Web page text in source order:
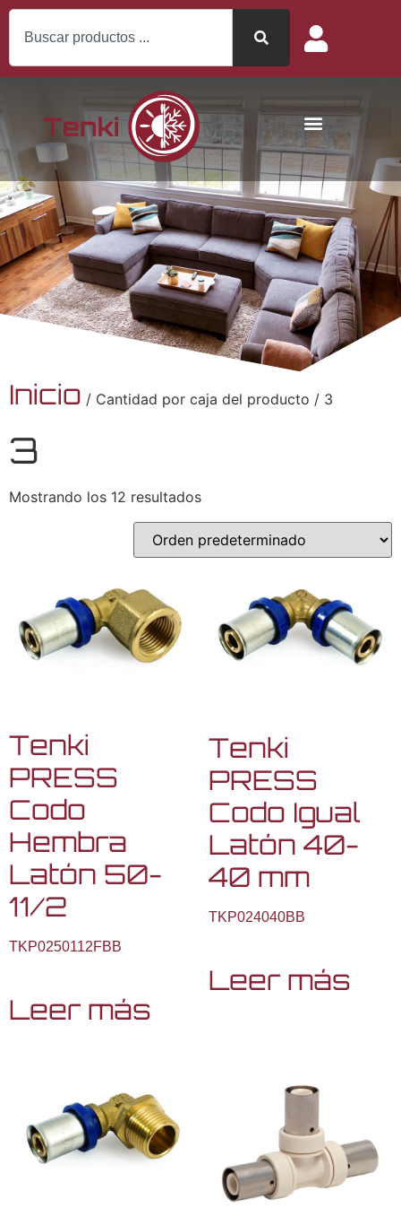
Inicio / Cantidad por caja del producto / 3
3
Mostrando los 12 resultados
Tenki
PRESS
Codo
Hembra
Latón 50-
11/2
TKP0250112FBB
Leer más
Tenki
PRESS
Codo Igual
Latón 40-
40 mm
TKP024040BB
Leer más